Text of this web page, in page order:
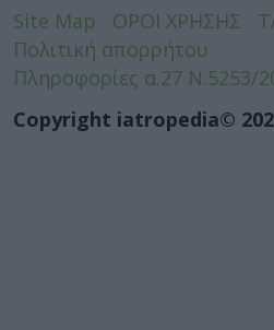
Site Map ΟΡΟΙ ΧΡΗΣΗΣ
Πολιτική απορρήτου
Πληροφορίες α.27 Ν.5253/
Copyright iatropedia©